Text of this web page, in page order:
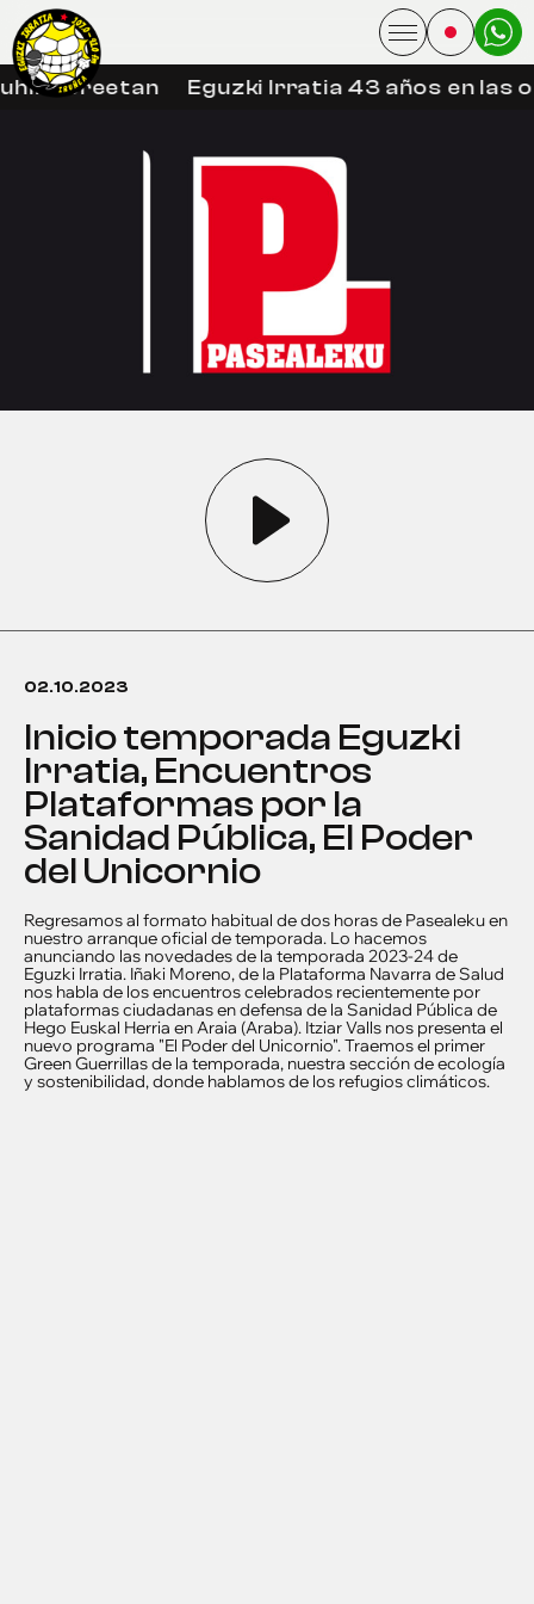
libreetan Eguzki Irratia 43 años en las
02.10.2023
Inicio temporada Eguzki
Irratia, Encuentros
Plataformas por la
Sanidad Pública, El Poder
del Unicornio
Regresamos al formato habitual de dos horas de Pasealeku en
nuestro arranque oficial de temporada. Lo hacemos
anunciando las novedades de la temporada 2023-24 de
Eguzki Irratia. Iñaki Moreno, de la Plataforma Navarra de Salud
nos habla de los encuentros celebrados recientemente por
plataformas ciudadanas en defensa de la Sanidad Pública de
Hego Euskal Herria en Araia (Araba). Itziar Valls nos presenta el
nuevo programa "El Poder del Unicornio". Traemos el primer
Green Guerrillas de la temporada, nuestra sección de ecología
y sostenibilidad, donde hablamos de los refugios climáticos.